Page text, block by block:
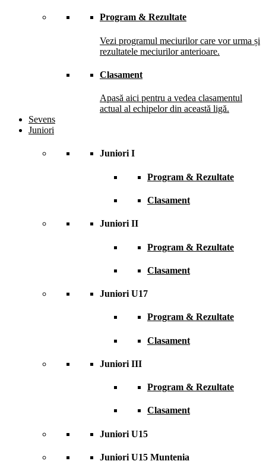
Program & Rezultate
Vezi programul meciurilor care vor urma și
rezultatele meciurilor anterioare.
Clasament
Apasă aici pentru a vedea clasamentul
actual al echipelor din această ligă.
Sevens
Juniori
Juniori I
Program & Rezultate
Clasament
Juniori II
Program & Rezultate
Clasament
Juniori U17
Program & Rezultate
Clasament
Juniori III
Program & Rezultate
Clasament
Juniori U15
Juniori U15 Muntenia